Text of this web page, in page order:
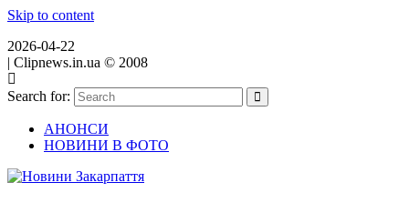
Skip to content
2026-04-22
| Clipnews.in.ua © 2008
Search for:
АНОНСИ
НОВИНИ В ФОТО